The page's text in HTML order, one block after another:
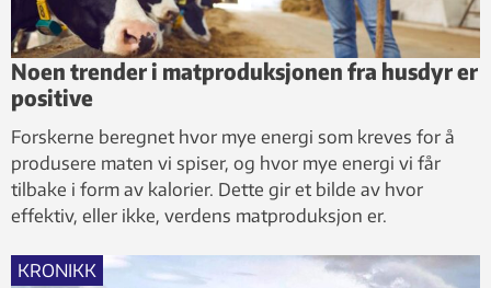
Noen trender i matproduksjonen fra husdyr er
positive
Forskerne beregnet hvor mye energi som kreves for å
produsere maten vi spiser, og hvor mye energi vi får
tilbake i form av kalorier. Dette gir et bilde av hvor
effektiv, eller ikke, verdens matproduksjon er.
KRONIKK